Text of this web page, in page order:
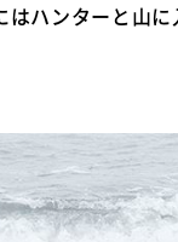
ハンターと山